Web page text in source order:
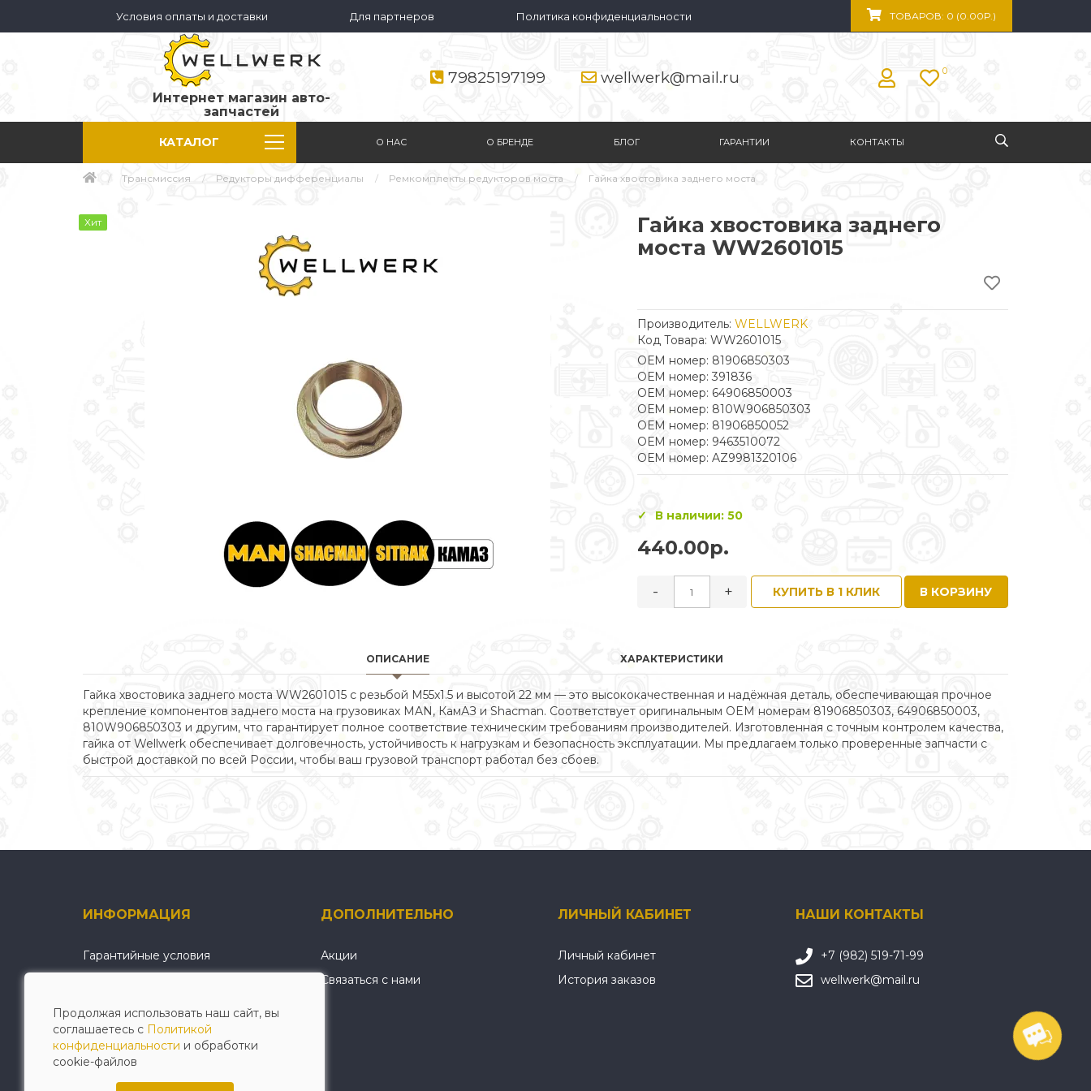
Условия оплаты и доставки Для партнеров Политика конфиденциальности ТОВАРОВ: 0 (0.00Р.)
Интернет магазин авто-
запчастей
79825197199 wellwerk@mail.ru 0
КАТАЛОГ О НАС О БРЕНДЕ БЛОГ ГАРАНТИИ КОНТАКТЫ
Трансмиссия Редукторы дифференциалы Ремкомплекты редукторов моста Гайка хвостовика заднего моста
Хит
Гайка хвостовика заднего
моста WW2601015
Производитель: WELLWERK
Код Товара: WW2601015
ОЕМ номер: 81906850303
ОЕМ номер: 391836
ОЕМ номер: 64906850003
ОЕМ номер: 810W906850303
ОЕМ номер: 81906850052
ОЕМ номер: 9463510072
ОЕМ номер: AZ9981320106
В наличии: 50
440.00р.
- + КУПИТЬ В 1 КЛИК В КОРЗИНУ
ОПИСАНИЕ ХАРАКТЕРИСТИКИ
Гайка хвостовика заднего моста WW2601015 с резьбой M55x1.5 и высотой 22 мм — это высококачественная и надёжная деталь, обеспечивающая прочное
крепление компонентов заднего моста на грузовиках MAN, КамАЗ и Shacman. Соответствует оригинальным OEM номерам 81906850303, 64906850003,
810W906850303 и другим, что гарантирует полное соответствие техническим требованиям производителей. Изготовленная с точным контролем качества,
гайка от Wellwerk обеспечивает долговечность, устойчивость к нагрузкам и безопасность эксплуатации. Мы предлагаем только проверенные запчасти с
быстрой доставкой по всей России, чтобы ваш грузовой транспорт работал без сбоев.
ИНФОРМАЦИЯ
Гарантийные условия
Политика конфиденциальности
ДОПОЛНИТЕЛЬНО
Акции
Связаться с нами
ЛИЧНЫЙ КАБИНЕТ
Личный кабинет
История заказов
НАШИ КОНТАКТЫ
+7 (982) 519-71-99
wellwerk@mail.ru
Продолжая использовать наш сайт, вы
соглашаетесь с Политикой
конфиденциальности и обработки
cookie-файлов